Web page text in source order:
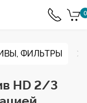
0
ФИЛЬТРЫ
HD 2/3